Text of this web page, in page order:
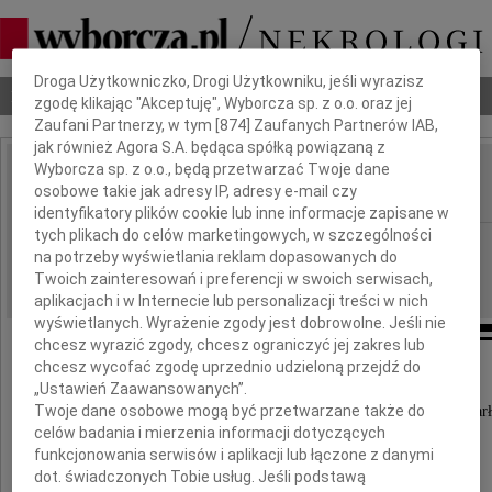
Nekrologi Odeszli Poradnik pogrzebowy
IMIĘ I NAZWISKO: Józef Marek
REGION: Kraków
DATA EMISJI: 15.04.2020
Z wielkim żalem informujemy,
że 13 kwietnia 2020 r. po długiej chorobie zmarł
Dbamy o Twoją prywatność
Droga Użytkowniczko, Drogi Użytkowniku, jeśli wyrazisz
zgodę klikając "Akceptuję", Wyborcza sp. z o.o. oraz jej
Zaufani Partnerzy, w tym [874 ] Zaufanych Partnerów IAB,
jak również Agora S.A. będąca spółką powiązaną z
Wyborcza sp. z o.o., będą przetwarzać Twoje dane
osobowe takie jak adresy IP, adresy e-mail czy
identyfikatory plików cookie lub inne informacje zapisane w
tych plikach do celów marketingowych, w szczególności
na potrzeby wyświetlania reklam dopasowanych do
Twoich zainteresowań i preferencji w swoich serwisach,
aplikacjach i w Internecie lub personalizacji treści w nich
wyświetlanych. Wyrażenie zgody jest dobrowolne. Jeśli nie
chcesz wyrazić zgody, chcesz ograniczyć jej zakres lub
chcesz wycofać zgodę uprzednio udzieloną przejdź do
„Ustawień Zaawansowanych”.
Twoje dane osobowe mogą być przetwarzane także do
celów badania i mierzenia informacji dotyczących
funkcjonowania serwisów i aplikacji lub łączone z danymi
dot. świadczonych Tobie usług. Jeśli podstawą